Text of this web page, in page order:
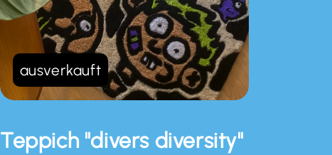
ausverkauft
Teppich "divers diversity"